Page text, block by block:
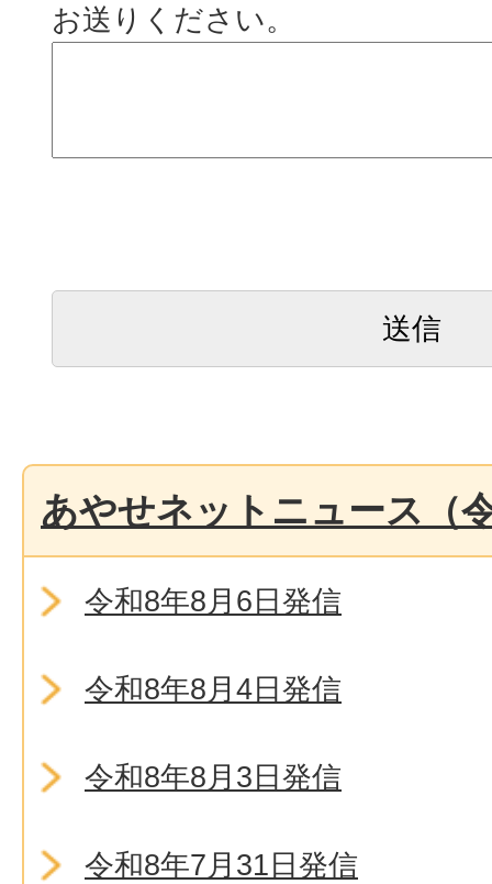
お送りください。
あやせネットニュース（
令和8年8月6日発信
令和8年8月4日発信
令和8年8月3日発信
令和8年7月31日発信